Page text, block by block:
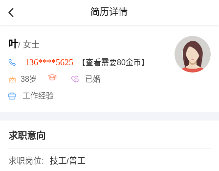
简历详情
叶/ 女士
136****5625 【查看需要80金币】
38岁 已婚
工作经验
求职意向
求职岗位:
技工/普工